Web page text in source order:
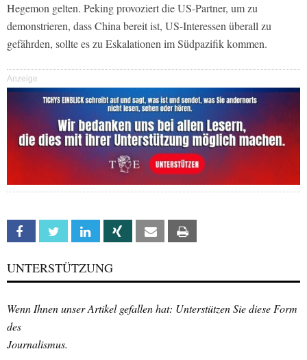
Hegemon gelten. Peking provoziert die US-Partner, um zu
demonstrieren, dass China bereit ist, US-Interessen überall zu
gefährden, sollte es zu Eskalationen im Südpazifik kommen.
Anzeige
Facebook Twitter Linkedin Xing Email
UNTERSTÜTZUNG
Wenn Ihnen unser Artikel gefallen hat: Unterstützen Sie diese Form
des
Journalismus.